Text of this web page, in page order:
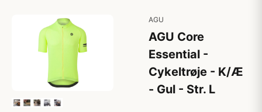
AGU
AGU Core
Essential -
Cykeltrøje - K/Æ
- Gul - Str. L